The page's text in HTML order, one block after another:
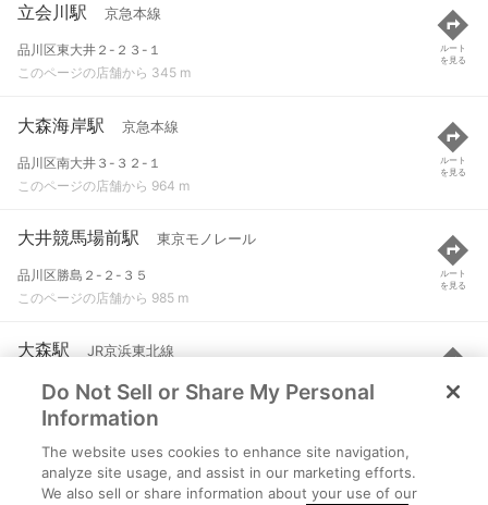
立会川駅 京急本線
品川区東大井２-２３-１
このページの店舗から 345 m
ルート
を見る
大森海岸駅 京急本線
品川区南大井３-３２-１
このページの店舗から 964 m
ルート
を見る
大井競馬場前駅 東京モノレール
品川区勝島２-２-３５
このページの店舗から 985 m
ルート
を見る
大森駅 JR京浜東北線
大田区大森北１丁目
このページの店舗から 1.1 km
ルート
を見る
鮫洲駅 京急本線
品川区東大井１-２-２０
Do Not Sell or Share My Personal
Information
The website uses cookies to enhance site navigation,
analyze site usage, and assist in our marketing efforts.
We also sell or share information about your use of our